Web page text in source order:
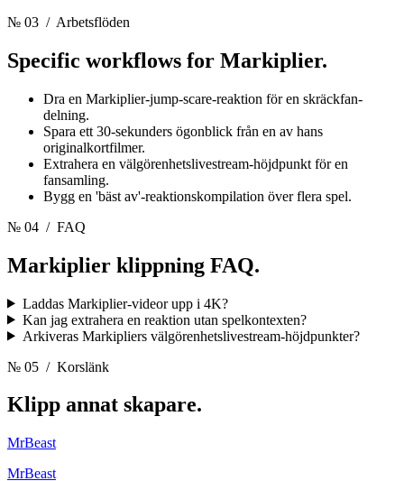
№ 03 / Arbetsflöden
Specific workflows for Markiplier.
Dra en Markiplier-jump-scare-reaktion för en skräckfan-
delning.
Spara ett 30-sekunders ögonblick från en av hans
originalkortfilmer.
Extrahera en välgörenhetslivestream-höjdpunkt för en
fansamling.
Bygg en 'bäst av'-reaktionskompilation över flera spel.
№ 04 / FAQ
Markiplier klippning FAQ.
Laddas Markiplier-videor upp i 4K?
Kan jag extrahera en reaktion utan spelkontexten?
Arkiveras Markipliers välgörenhetslivestream-höjdpunkter?
№ 05 / Korslänk
Klipp annat skapare.
MrBeast
MrBeast